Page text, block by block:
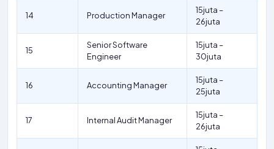
14 Production Manager
15juta –
26juta
15
Senior Software
Engineer
15juta –
30juta
16 Accounting Manager
15juta –
25juta
17 Internal Audit Manager
15juta –
26juta